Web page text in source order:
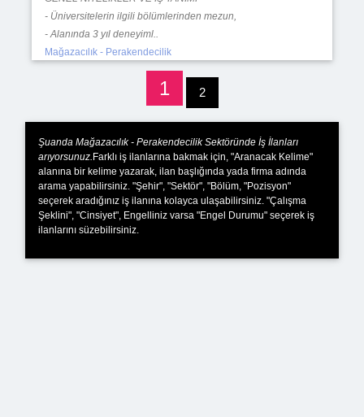
- Üniversitelerin ilgili bölümlerinden mezun,
- Alanında 3 yıl deneyiml..
Mağazacılık - Perakendecilik
1 2
Şuanda Mağazacılık - Perakendecilik Sektöründe İş İlanları
arıyorsunuz. Farklı iş ilanlarına bakmak için, "Aranacak Kelime"
alanına bir kelime yazarak, ilan başlığında yada firma adında
arama yapabilirsiniz. "Şehir", "Sektör", "Bölüm, "Pozisyon"
seçerek aradığınız iş ilanına kolayca ulaşabilirsiniz. "Çalışma
Şeklini", "Cinsiyet", Engelliniz varsa "Engel Durumu" seçerek iş
ilanlarını süzebilirsiniz.